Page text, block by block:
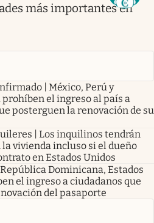
más importantes en
| México, Perú y
el ingreso al país a
posterguen la renovación de su
| Los inquilinos tendrán
vivienda incluso si el dueño
en Estados Unidos
Dominicana, Estados
el ingreso a ciudadanos que
del pasaporte